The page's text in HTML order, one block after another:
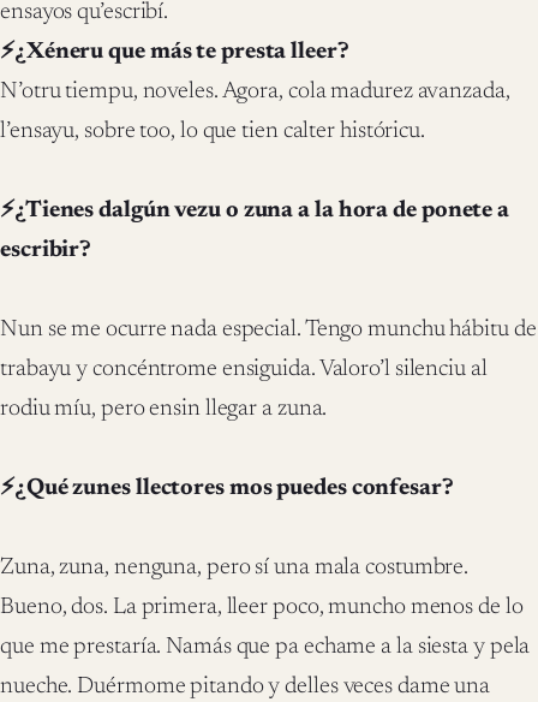
ensayos qu’escribí.
⚡¿Xéneru que más te presta lleer?
N’otru tiempu, noveles. Agora, cola madurez avanzada,
l’ensayu, sobre too, lo que tien calter históricu.
⚡¿Tienes dalgún vezu o zuna a la hora de ponete a
escribir?
Nun se me ocurre nada especial. Tengo munchu hábitu de
trabayu y concéntrome ensiguida. Valoro’l silenciu al
rodiu míu, pero ensin llegar a zuna.
⚡¿Qué zunes llectores mos puedes confesar?
Zuna, zuna, nenguna, pero sí una mala costumbre.
Bueno, dos. La primera, lleer poco, muncho menos de lo
que me prestaría. Namás que pa echame a la siesta y pela
nueche. Duérmome pitando y delles veces dame una